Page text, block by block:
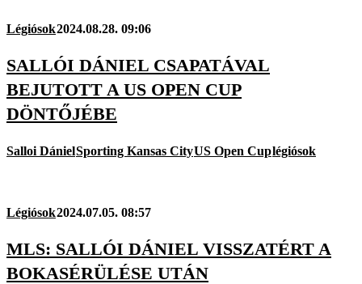
Légiósok2024.08.28. 09:06
SALLÓI DÁNIEL CSAPATÁVAL
BEJUTOTT A US OPEN CUP
DÖNTŐJÉBE
Salloi DánielSporting Kansas CityUS Open Cuplégiósok
Légiósok2024.07.05. 08:57
MLS: SALLÓI DÁNIEL VISSZATÉRT A
BOKASÉRÜLÉSE UTÁN